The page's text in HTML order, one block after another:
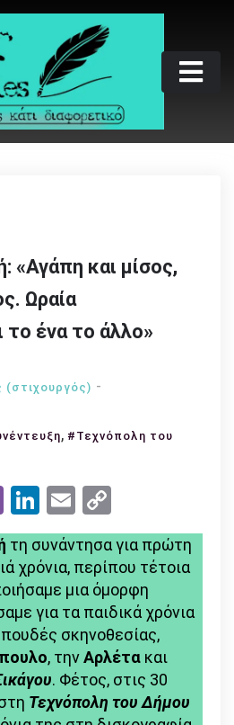
διαφορετικό
«Αγάπη και μίσος,
Ωραία
το ένα το άλλο»
, #Τεχνόπολη του
ViberLinkedIn
Email
Link
τη συνάντησα για πρώτη
χρόνια, περίπου τέτοια
μια όμορφη
για τα παιδικά χρόνια
σκηνοθεσίας,
, τηνΑρλέτα και
. Φέτος, στις 30
Τεχνόπολη του Δήμου